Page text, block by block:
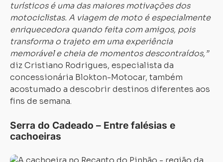
turísticos é uma das maiores motivações dos
motociclistas. A viagem de moto é especialmente
enriquecedora quando feita com amigos, pois
transforma o trajeto em uma experiência
memorável e cheia de momentos descontraídos,”
diz Cristiano Rodrigues, especialista da
concessionária Blokton-Motocar, também
acostumado a descobrir destinos diferentes aos
fins de semana.
Serra do Cadeado – Entre falésias e
cachoeiras